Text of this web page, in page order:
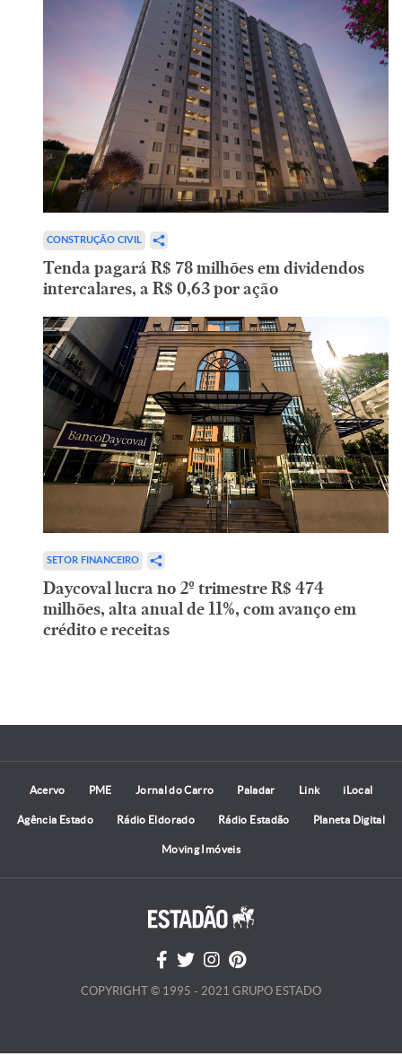
CONSTRUÇÃO CIVIL
Tenda pagará R$ 78 milhões em dividendos
intercalares, a R$ 0,63 por ação
SETOR FINANCEIRO
Daycoval lucra no 2º trimestre R$ 474
milhões, alta anual de 11%, com avanço em
crédito e receitas
Acervo PME Jornal do Carro Paladar Link iLocal
Agência Estado Rádio Eldorado Rádio Estadão Planeta Digital
Moving Imóveis
COPYRIGHT © 1995 - 2021 GRUPO ESTADO